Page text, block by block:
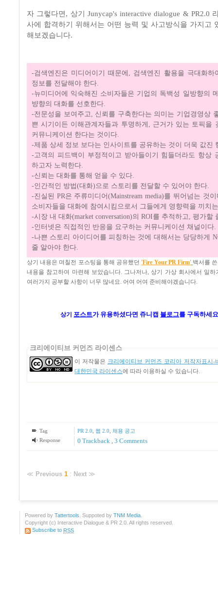
자 그렇다면, 상기 Junycap's interactive dialogue & PR2.0
사에 합격하기 위해서는 어떤 능력 및 사고방식을 가지고
해보겠습니다.
-검색엔진은 미디어이기 때문에, 검색엔진 활용을 극대화하
정보를 전달해야 한다.
-뉴미디어에 익숙해진 소비자들은 기업의 독백성 일방향의
뱡향의 대화를 선호한다.
-전문성을 보여주고, 신뢰를 구축한다는 의미는 기업경영상
쁜 시기이든 이해관계자들과 투명하게, 근거가 있는 토픽을
커뮤니케이션 한다는 것이다.
-제품 상세 정보 보다는 인사이트를 공유하는 것이 더욱 값진
-고객의 피드백이 부정적이고 받아들이기 힘들더라도 항상
하고자 노력한다.
-신뢰는 대화를 통해 얻을 수 있다.
-인간적인 방법(대화)으로 스토리를 전달할 수 있어야 한다.
-진실된 PR은 주류미디어(Mainstream media)를 뛰어넘는 것
소비자들을 대화에 참여시킴으로서 그들에게 영향력을 끼치
-시장 내 대화(market conversation)의 ROI를 추적하고, 평가할
-인터넷은 직접적인 반응을 요구하는 커뮤니케이션 채널이다.
-나쁜 스토리 아이디어를 피칭하는 것에 대해서는 당당하게
줄 알아야 한다.
상기 내용은 며칠전 포스팅을 통해 공유했던 'Fire Your PR Firm' 백서를
내용을 참고하여 마련해 보았습니다. 그나저나, 상기 가상 회사에서 일
여러가지 공부할 사항이 너무 많네요. 어여 어여 준비해야겠습니다.
상기 포스트가유용하셨다면 쥬니캡 블로그를 구독하세
크리에이티브 커먼즈 라이센스
이 저작물은 크리에이티브 커먼즈 코리아 저작자표시-
대한민국 라이센스에 따라 이용하실 수 있습니다.
Tag PR 2.0 웹 2.0 채용 공고
Response
0 Trackback 3 Comments
≪ Previous 1 : Next ≫
Powered by Tattertools. Suppoted by TNM Media.
Copyright (c) Interactive Dialogue & PR 2.0. All rights reserved.
Subscribe to RSS